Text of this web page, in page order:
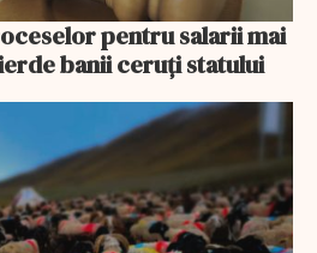
pentru salarii mai
banii ceruți statului